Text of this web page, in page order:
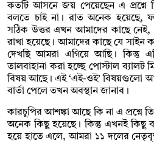
কতটি আসনে জয় পেয়েছেন এ প্রশ্নে
বলতে চাই না। রাত অনেক হয়েছে,
সঠিক উত্তর এখন আমাদের কাছে
রাখা হয়েছে। আমাদের কাছে যে সাইন
দেখছি আমরা এগিয়ে আছি। কিন্তু
তালবাহানা করা হচ্ছে পোস্টাল
বিষয় আছে। এই ‘এই-ওই’ বিষয়গুলো
বার্তা পেলে তখন অবস্থান জানাব।
কারচুপির আশঙ্কা আছে কি না এ প্রশ্নে
অনেক কিছু হয়েছে। কিন্তু এখনই কিছু
হয়ে হাতে এলে, আমরা ১১ দলের